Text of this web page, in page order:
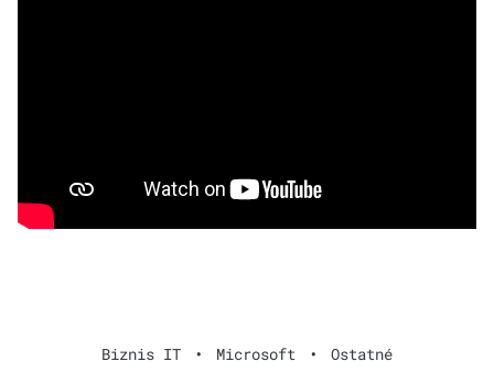
Biznis IT • Microsoft • Ostatné